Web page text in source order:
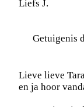
Liefs J.
Getuigenis
Lieve lieve
en ja hoor